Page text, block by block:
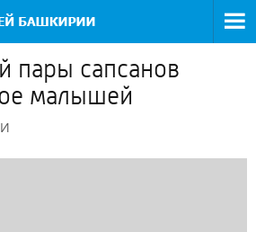
пары сапсанов
малышей